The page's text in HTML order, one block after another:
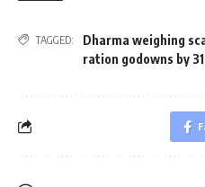
TAGGED:
Dharma weighing
ration godowns by